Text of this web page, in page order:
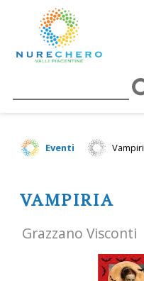
Eventi
VAMPIRIA
Grazzano Visconti